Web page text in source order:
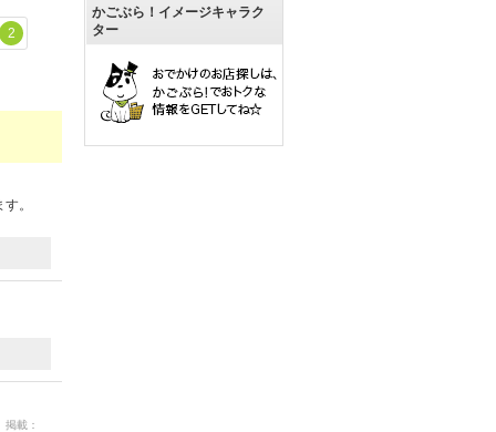
2
。
載：
かごぶら！イメージキャラク
ター